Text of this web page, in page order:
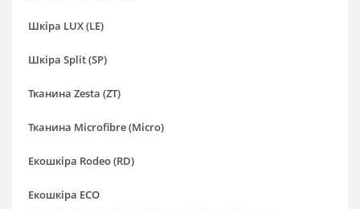
Шкіра LUX (LE)
Шкіра Split (SP)
Тканина Zesta (ZT)
Тканина Microfibre (Micro)
Екошкіра Rodeo (RD)
Екошкіра ECO